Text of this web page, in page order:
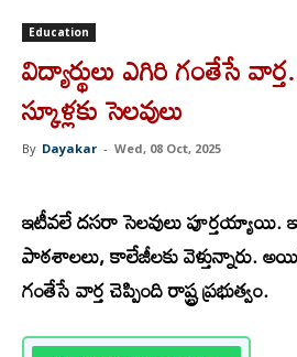
Education
విద్యార్థులు ఎగిరి గంతేసే
స్కూళ్లకు సెలవులు
By Dayakar - Wed, 08 Oct, 2025
ఇటీవలే దసరా సెలవులు పూర్తయ్యాయి.
పాఠశాలలు, కాలేజీలకు వెళ్తున్నారు.
గంతేసే వార్త చెప్పింది రాష్ట్ర ప్రభుత్వం.